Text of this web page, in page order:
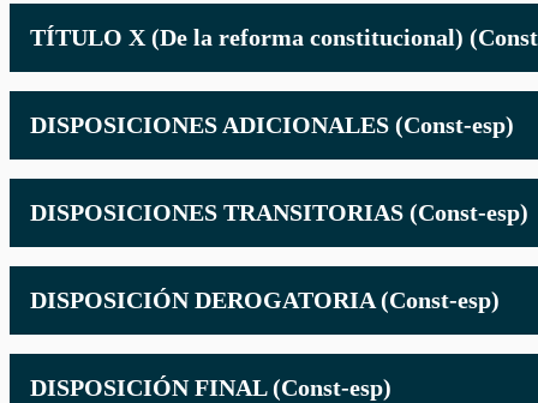
TÍTULO X (De la reforma constitucional)
DISPOSICIONES ADICIONALES (Const-esp)
DISPOSICIONES TRANSITORIAS (Const-esp)
DISPOSICIÓN DEROGATORIA (Const-esp)
DISPOSICIÓN FINAL (Const-esp)